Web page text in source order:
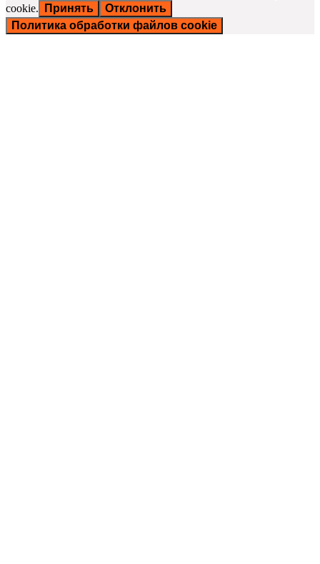
cookie.
Принять
Отклонить
Политика обработки файлов cookie